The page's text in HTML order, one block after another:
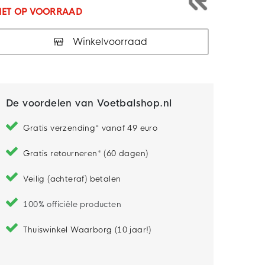
OP VOORRAAD
Winkelvoorraad
De voordelen van Voetbalshop.nl
Gratis verzending* vanaf 49 euro
Gratis retourneren* (60 dagen)
Veilig (achteraf) betalen
100% officiële producten
Thuiswinkel Waarborg (10 jaar!)